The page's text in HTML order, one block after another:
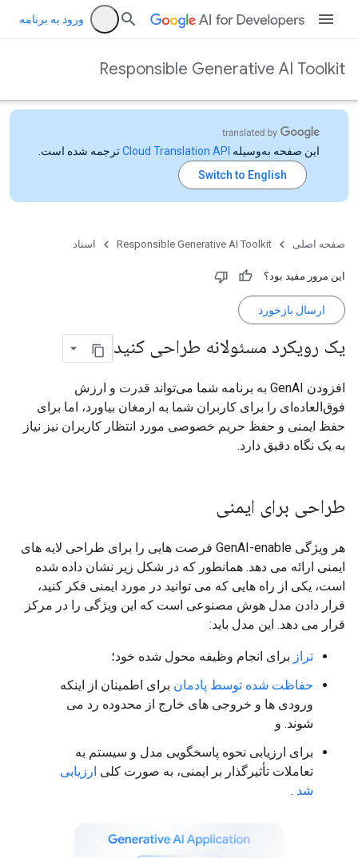
ورود به برنامه
Responsible Generative AI Toolkit
این صفحه به‌وسیله ترجمه شده است.
صفحه اصلی Responsible Generative AI Toolkit اسناد
این مرور مفید بود؟
ارسال بازخورد
یک رویکرد مسئولانه طراحی کنید
افزودن GenAI به برنامه شما می‌تواند قدرت و ارزش
فوق‌العاده‌ای را برای کاربران شما به ارمغان بیاورد، اما برای
حفظ ایمنی و حفظ حریم خصوصی مورد انتظار کاربران نیز نیاز
به یک نگاه دقیق دارد.
طراحی برای ایمنی
هر ویژگی GenAI-enable فرصت هایی را برای طراحی لایه های
ایمنی ارائه می دهد. همانطور که در شکل زیر نشان داده شده
است، یکی از راه هایی که می توانید در مورد ایمنی فکر کنید،
قرار دادن مدل هوش مصنوعی است که این ویژگی را در مرکز
قرار می دهد. این مدل باید:
تراز برای انجام وظیفه محول شده خود؛
حفاظت شده توسط پادمان برای اطمینان از اینکه
ورودی ها و خروجی های خارج از محدوده رد می
شوند. و
برای ارزیابی نحوه پاسخگویی مدل و سیستم به
تعاملات تأثیرگذار بر ایمنی، به صورت کلی ارزیابی
شد .